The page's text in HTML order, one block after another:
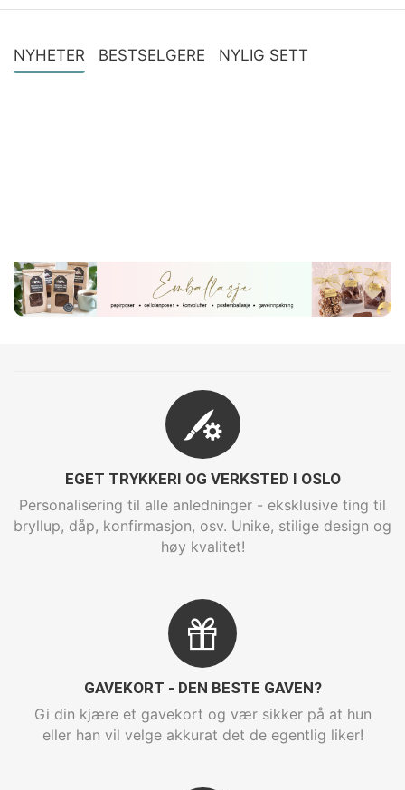
NYHETER BESTSELGERE NYLIG SETT
EGET TRYKKERI OG VERKSTED I OSLO
Personalisering til alle anledninger - eksklusive ting til
bryllup, dåp, konfirmasjon, osv. Unike, stilige design og
høy kvalitet!
GAVEKORT - DEN BESTE GAVEN?
Gi din kjære et gavekort og vær sikker på at hun
eller han vil velge akkurat det de egentlig liker!